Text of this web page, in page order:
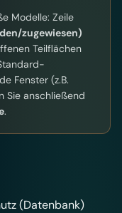
Modelle: Zeile
zugewiesen)
Teilflächen
Fenster (z.B.
Sie anschließend
.
(Datenbank)